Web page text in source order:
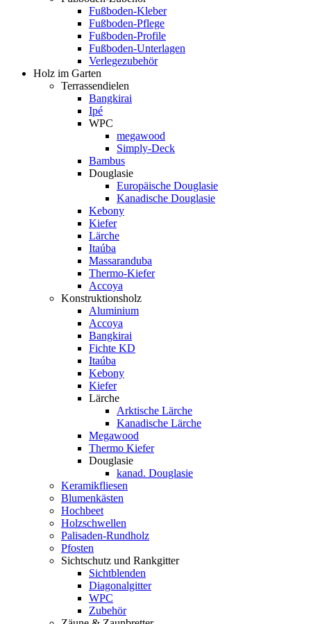
Fußboden-Kleber
Fußboden-Pflege
Fußboden-Profile
Fußboden-Unterlagen
Verlegezubehör
Holz im Garten
Terrassendielen
Bangkirai
Ipé
WPC
megawood
Simply-Deck
Bambus
Douglasie
Europäische Douglasie
Kanadische Douglasie
Kebony
Kiefer
Lärche
Itaúba
Massaranduba
Thermo-Kiefer
Accoya
Konstruktionsholz
Aluminium
Accoya
Bangkirai
Fichte KD
Itaúba
Kebony
Kiefer
Lärche
Arktische Lärche
Kanadische Lärche
Megawood
Thermo Kiefer
Douglasie
kanad. Douglasie
Keramikfliesen
Blumenkästen
Hochbeet
Holzschwellen
Palisaden-Rundholz
Pfosten
Sichtschutz und Rankgitter
Sichtblenden
Diagonalgitter
WPC
Zubehör